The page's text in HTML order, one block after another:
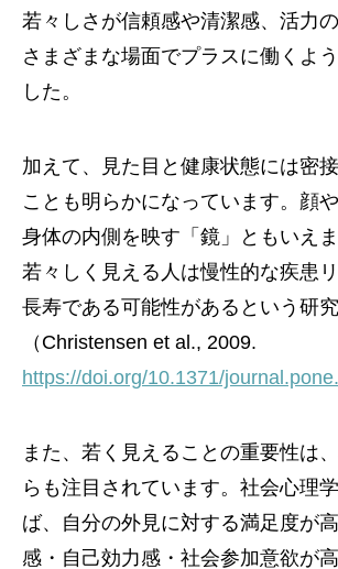
若々しさが信頼感や清潔感、活力の
さまざまな場面でプラスに働くよ
した。
加えて、見た目と健康状態には密
ことも明らかになっています。顔や
身体の内側を映す「鏡」ともいえま
若々しく見える人は慢性的な疾患リ
長寿である可能性があるという研
（Christensen et al., 2009.
https://doi.org/10.1371/
また、若く見えることの重要性は
らも注目されています。社会心理
ば、自分の外見に対する満足度が
感・自己効力感・社会参加意欲が